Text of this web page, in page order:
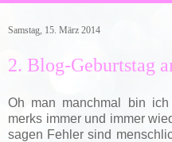
Samstag, 15. März 2014
2. Blog-Geburtstag
Oh man manchmal bin
merks immer und immer
sagen Fehler sind